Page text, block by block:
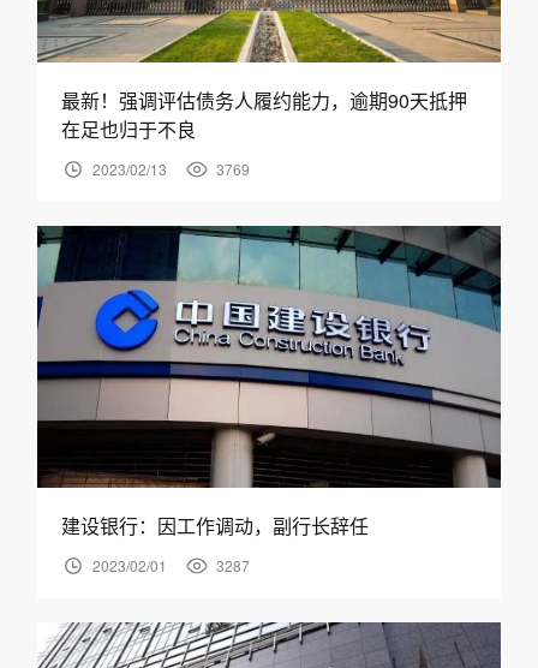
最新！强调评估债务人履约能力，逾期90天抵押
在足也归于不良
2023/02/13 3769
建设银行：因工作调动，副行长辞任
2023/02/01 3287